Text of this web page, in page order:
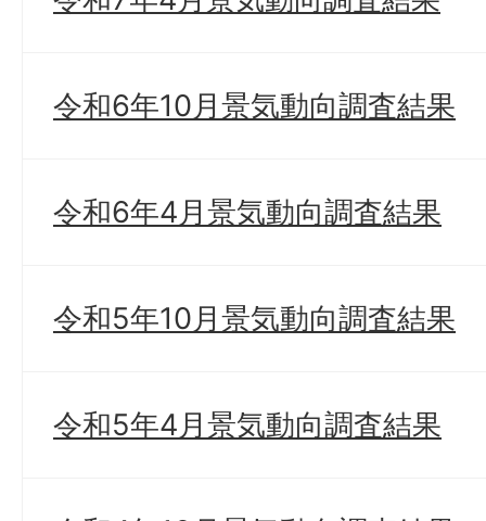
令和6年10月景気動向調査結果
令和6年4月景気動向調査結果
令和5年10月景気動向調査結果
令和5年4月景気動向調査結果